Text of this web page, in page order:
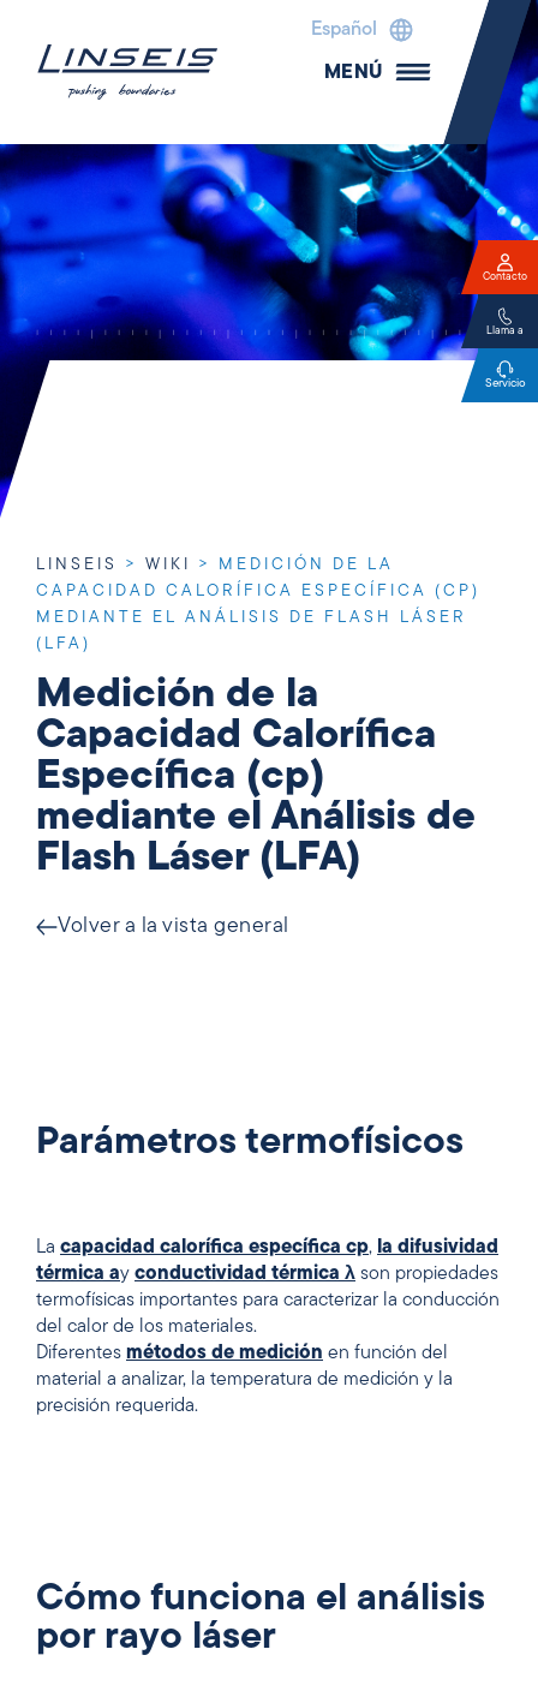
Español
MENÚ
LINSEIS > WIKI > MEDICIÓN DE LA
CAPACIDAD CALORÍFICA ESPECÍFICA (CP)
MEDIANTE EL ANÁLISIS DE FLASH LÁSER
(LFA)
Medición de la
Capacidad Calorífica
Específica (cp)
mediante el Análisis de
Flash Láser (LFA)
Volver a la vista general
Parámetros termofísicos
La capacidad calorífica específica cp, la difusividad
térmica ay conductividad térmica λ son propiedades
termofísicas importantes para caracterizar la conducción
del calor de los materiales.
Diferentes métodos de medición en función del
material a analizar, la temperatura de medición y la
precisión requerida.
Cómo funciona el análisis
por rayo láser
Contacto
Llama a
Servicio